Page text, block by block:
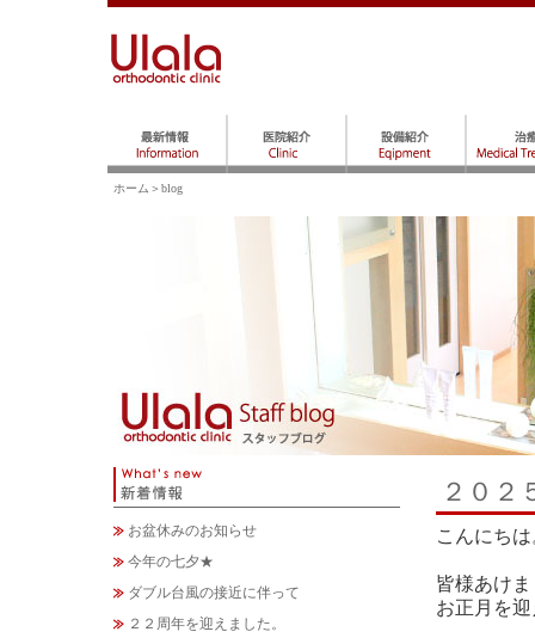
ホーム ＞blog
お盆休みのお知らせ
今年の七夕★
ダブル台風の接近に伴って
２２周年を迎えました。
２０２
こんにち
皆様あけ
お正月を